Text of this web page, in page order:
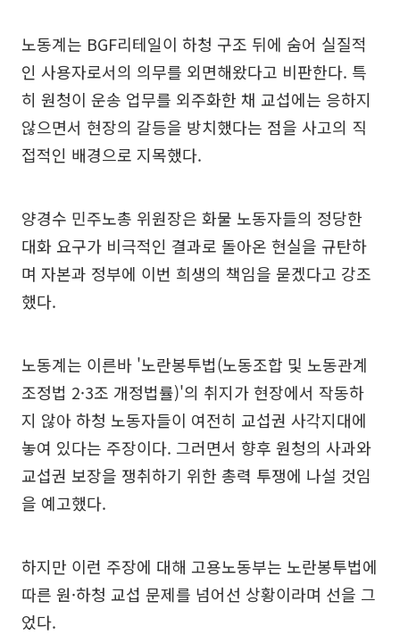
노동계는 BGF리테일이 하청 구조 뒤에 숨어 실질적
인 사용자로서의 의무를 외면해왔다고 비판한다. 특
히 원청이 운송 업무를 외주화한 채 교섭에는 응하지
않으면서 현장의 갈등을 방치했다는 점을 사고의 직
접적인 배경으로 지목했다.
양경수 민주노총 위원장은 화물 노동자들의 정당한
대화 요구가 비극적인 결과로 돌아온 현실을 규탄하
며 자본과 정부에 이번 희생의 책임을 묻겠다고 강조
했다.
노동계는 이른바 '노란봉투법(노동조합 및 노동관계
조정법 2·3조 개정법률)'의 취지가 현장에서 작동하
지 않아 하청 노동자들이 여전히 교섭권 사각지대에
놓여 있다는 주장이다. 그러면서 향후 원청의 사과와
교섭권 보장을 쟁취하기 위한 총력 투쟁에 나설 것임
을 예고했다.
하지만 이런 주장에 대해 고용노동부는 노란봉투법에
따른 원·하청 교섭 문제를 넘어선 상황이라며 선을 그
었다.